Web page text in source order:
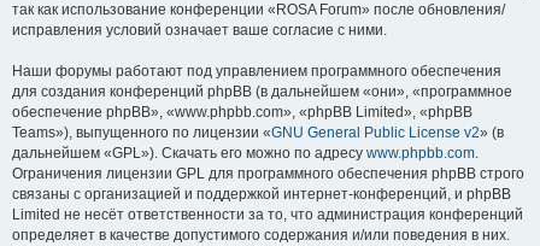
так как использование конференции «ROSA Forum» после обновления/
исправления условий означает ваше согласие с ними.
Наши форумы работают под управлением программного обеспечения
для создания конференций phpBB (в дальнейшем «они», «программное
обеспечение phpBB», «www.phpbb.com», «phpBB Limited», «phpBB
Teams»), выпущенного по лицензии «GNU General Public License v2» (в
дальнейшем «GPL»). Скачать его можно по адресу www.phpbb.com.
Ограничения лицензии GPL для программного обеспечения phpBB строго
связаны с организацией и поддержкой интернет-конференций, и phpBB
Limited не несёт ответственности за то, что администрация конференций
определяет в качестве допустимого содержания и/или поведения в них.